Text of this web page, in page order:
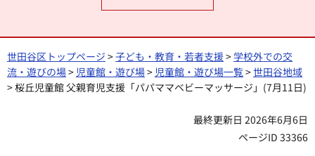
世田谷区トップページ >子ども・教育・若者支援>学校外での交
流・遊びの場> 児童館・遊び場> 児童館・遊び場一覧>世田谷地域
> 桜丘児童館 父親育児支援「パパママベビーマッサージ」(7月11日)
最終更新日 2026年6月6日
ページID 33366